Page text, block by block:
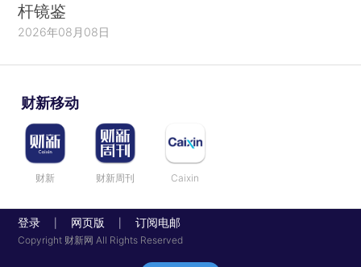
杆镜鉴
2026年08月08日
财新移动
财新 财新周刊 Caixin
登录 网页版 订阅电邮
Copyright 财新网 All Rights Reserved